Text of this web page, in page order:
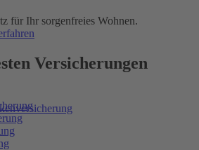
für Ihr sorgenfreies Wohnen.
Versicherungen